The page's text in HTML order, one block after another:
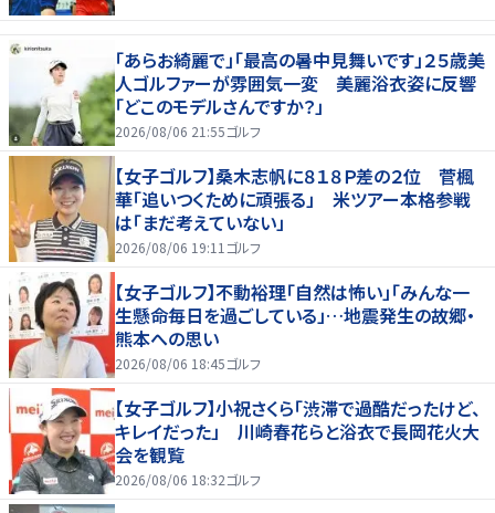
「あらお綺麗で」「最高の暑中見舞いです」２５歳美
人ゴルファーが雰囲気一変 美麗浴衣姿に反響
「どこのモデルさんですか？」
2026/08/06 21:55ゴルフ
【女子ゴルフ】桑木志帆に８１８Ｐ差の２位 菅楓
華「追いつくために頑張る」 米ツアー本格参戦
は「まだ考えていない」
2026/08/06 19:11 ゴルフ
【女子ゴルフ】不動裕理「自然は怖い」「みんな一
生懸命毎日を過ごしている」…地震発生の故郷・
熊本への思い
2026/08/06 18:45ゴルフ
【女子ゴルフ】小祝さくら「渋滞で過酷だったけど、
キレイだった」 川崎春花らと浴衣で長岡花火大
会を観覧
2026/08/06 18:32ゴルフ